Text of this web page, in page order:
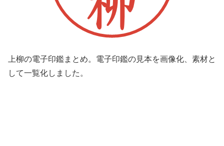
上柳の電子印鑑まとめ。電子印鑑の見本を画像化、素材と
して一覧化しました。